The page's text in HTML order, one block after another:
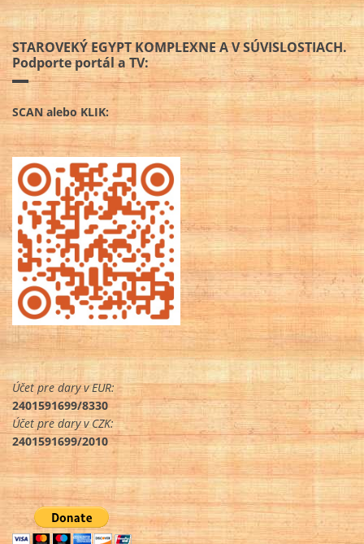
STAROVEKÝ EGYPT KOMPLEXNE A V SÚVISLOSTIACH.
Podporte portál a TV:
SCAN alebo KLIK:
Účet pre dary v EUR:
2401591699/8330
Účet pre dary v CZK:
2401591699/2010